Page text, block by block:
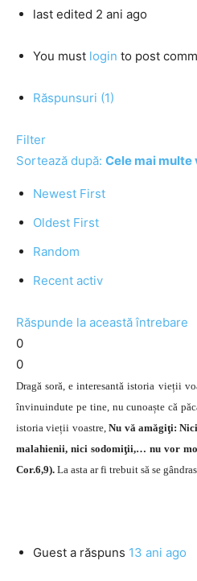
last edited 2 ani ago
You must login to post
Răspunsuri (1)
Filter
Sortează după: Cele mai multe
Newest First
Oldest First
Random
Recent activ
Răspunde la această întrebare
0
0
Dragă soră, e interesantă istoria vieții
învinuindute pe tine, nu cunoaște că
istoria vieții voastre,Nu vă amăgiţi:
malahienii, nici sodomiţii,… nu vor
Cor.6,9). La asta ar fi trebuit să se
Guest a răspuns 13 ani ago